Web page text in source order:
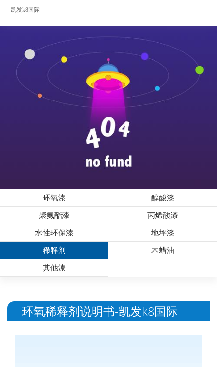
凯发k8国际
环氧漆 醇酸漆
聚氨酯漆 丙烯酸漆
水性环保漆 地坪漆
稀释剂 木蜡油
其他漆
环氧稀释剂说明书-凯发k8国际